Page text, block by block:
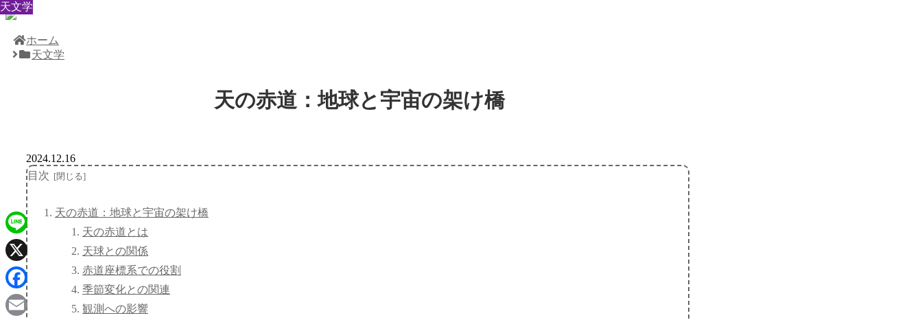
ホーム
天文学
天の赤道：地球と宇宙の架け橋
天文学
2024.12.16
目次
天の赤道：地球と宇宙の架け橋
天の赤道とは
天球との関係
赤道座標系での役割
季節変化との関連
観測への影響
天文学
天文学
天文学
天文学
天文学
天文学
天文学
天文学
Line
X
Facebook